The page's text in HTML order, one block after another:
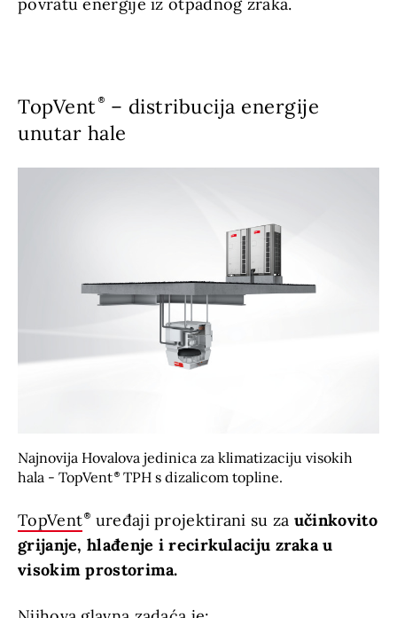
TopVent
– distribucija energije
unutar hale
Najnovija Hovalova jedinica za klimatizaciju visokih
hala - TopVent TPH s dizalicom topline.
TopVent uređaji projektirani su za učinkovito
grijanje, hlađenje i recirkulaciju zraka u
visokim prostorima.